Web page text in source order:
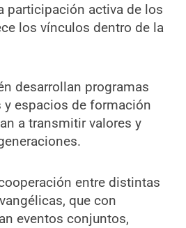
participación activa de los
los vínculos dentro de la
desarrollan programas
espacios de formación
a transmitir valores y
entre distintas
que con
eventos conjuntos,